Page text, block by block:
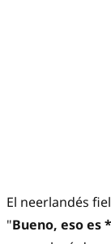
El neerlandés
"Bueno, eso